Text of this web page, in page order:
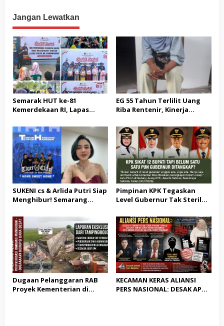
Jangan Lewatkan
Semarak HUT ke-81
Kemerdekaan RI, Lapas
Sosial dan Pemeriksaan
Kesehatan Gratis bagi
Masyarakat
EG 55 Tahun Terlilit Uang
Riba Rentenir, Kinerja
Satreskrim Polresta
Karawang unit krimum
Patut di Pertanyakan
SUKENI cs & Arlida Putri Siap
Menghibur! Semarang
Akbar “Back On Track” 2026–
2029
Pimpinan KPK Tegaskan
Level Gubernur Tak Steril
Cukup, Bukan Dilindungi
Dugaan Pelanggaran RAB
Proyek Kementerian di
KECAMAN KERAS ALIANSI
PERS NASIONAL: DESAK APH